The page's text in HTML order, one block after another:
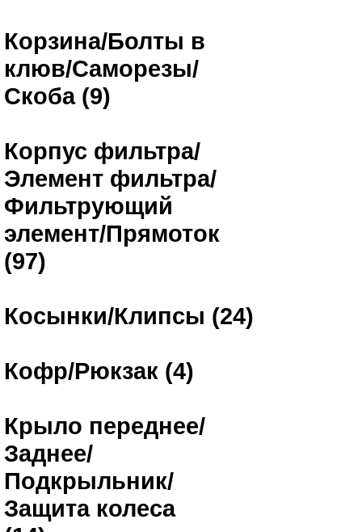
Корзина/Болты в
клюв/Саморезы/
Скоба (9)
Корпус фильтра/
Элемент фильтра/
Фильтрующий
элемент/Прямоток
(97)
Косынки/Клипсы (24)
Кофр/Рюкзак (4)
Крыло переднее/
Заднее/
Подкрыльник/
Защита колеса